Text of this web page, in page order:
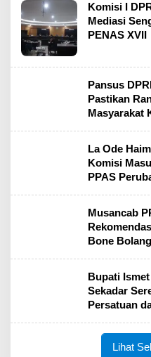
Komisi I
Mediasi
PENAS XVII
Pansus
Pastikan
Masyarakat
La Ode
Komisi
PPAS
Musancab
Bone
​Bupati
Sekadar
Persatuan
Lihat